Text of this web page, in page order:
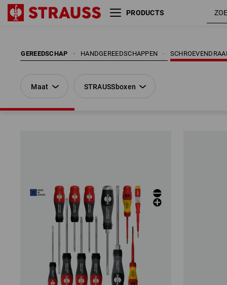
PRODUCTS
GEREEDSCHAP HANDGEREEDSCHAPPEN
Maat STRAUSSboxen
Maat STRAUSSboxen